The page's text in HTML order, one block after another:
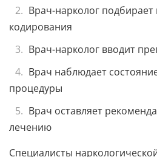
Врач-нарколог подбирает
кодирования
Врач-нарколог вводит
Врач наблюдает
процедуры
Врач оставляет
лечению
Специалисты